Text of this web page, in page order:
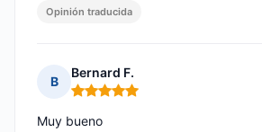
Opinión traducida
B
Bernard F.
Nota: 5 de 5
Muy bueno